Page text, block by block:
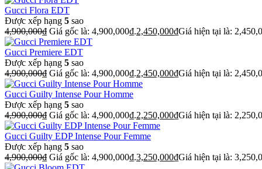
Gucci Flora EDT
Được xếp hạng 5 sao
4,900,000₫ Giá gốc là: 4,900,000₫.2,450,000₫Giá hiện tại là:
Gucci Premiere EDT
Được xếp hạng 5 sao
4,900,000₫ Giá gốc là: 4,900,000₫.2,450,000₫Giá hiện tại là:
Gucci Guilty Intense Pour Homme
Được xếp hạng 5 sao
4,900,000₫ Giá gốc là: 4,900,000₫.2,250,000₫Giá hiện tại là:
Gucci Guilty EDP Intense Pour Femme
Được xếp hạng 5 sao
4,900,000₫ Giá gốc là: 4,900,000₫.3,250,000₫Giá hiện tại là: